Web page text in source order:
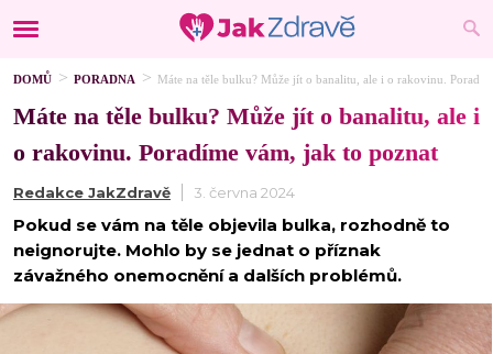
DOMŮ PORADNA Máte na těle bulku? Může jít o banalitu, ale i o rakovinu.
Máte na těle bulku? Může jít o banalitu, ale i
o rakovinu. Poradíme vám, jak to poznat
Redakce JakZdravě 3. června 2024
Pokud se vám na těle objevila bulka, rozhodně to
neignorujte. Mohlo by se jednat o příznak
závažného onemocnění a dalších problémů.